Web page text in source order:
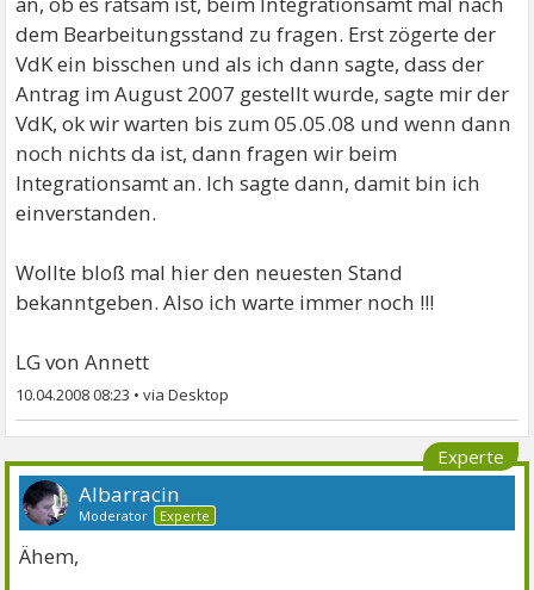
dem Bearbeitungsstand zu fragen. Erst zögerte der
VdK ein bisschen und als ich dann sagte, dass der
Antrag im August 2007 gestellt wurde, sagte mir der
VdK, ok wir warten bis zum 05.05.08 und wenn dann
noch nichts da ist, dann fragen wir beim
Integrationsamt an. Ich sagte dann, damit bin ich
einverstanden.
Wollte bloß mal hier den neuesten Stand
bekanntgeben. Also ich warte immer noch !!!
LG von Annett
10.04.2008 08:23 •
Experte
Albarracin
Moderator Experte
Ähem,